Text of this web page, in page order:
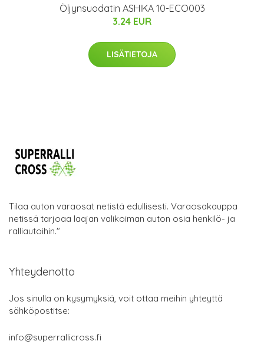
Öljynsuodatin ASHIKA 10-ECO003
3.24 EUR
LISÄTIETOJA
Tilaa auton varaosat netistä edullisesti. Varaosakauppa
netissä tarjoaa laajan valikoiman auton osia henkilö- ja
ralliautoihin."
Yhteydenotto
Jos sinulla on kysymyksiä, voit ottaa meihin yhteyttä
sähköpostitse:
info@superrallicross.fi